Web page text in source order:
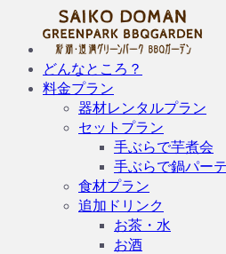
どんなところ？
料金プラン
器材レンタルプラン
セットプラン
手ぶらで芋煮会
手ぶらで鍋パー
食材プラン
追加ドリンク
お茶・水
お酒